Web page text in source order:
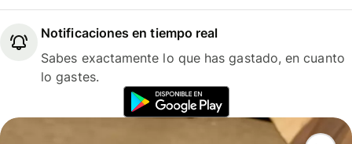
Notificaciones en tiempo real
Sabes exactamente lo que has gastado, en cuanto
lo gastes.